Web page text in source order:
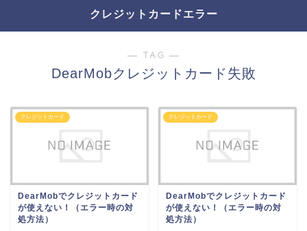
クレジットカードエラー
― TAG ―
DearMobクレジットカード失敗
クレジットカード
DearMobでクレジットカード
が使えない！（エラー時の対
処方法）
クレジットカード
DearMobでクレジットカード
が使えない！（エラー時の対
処方法）